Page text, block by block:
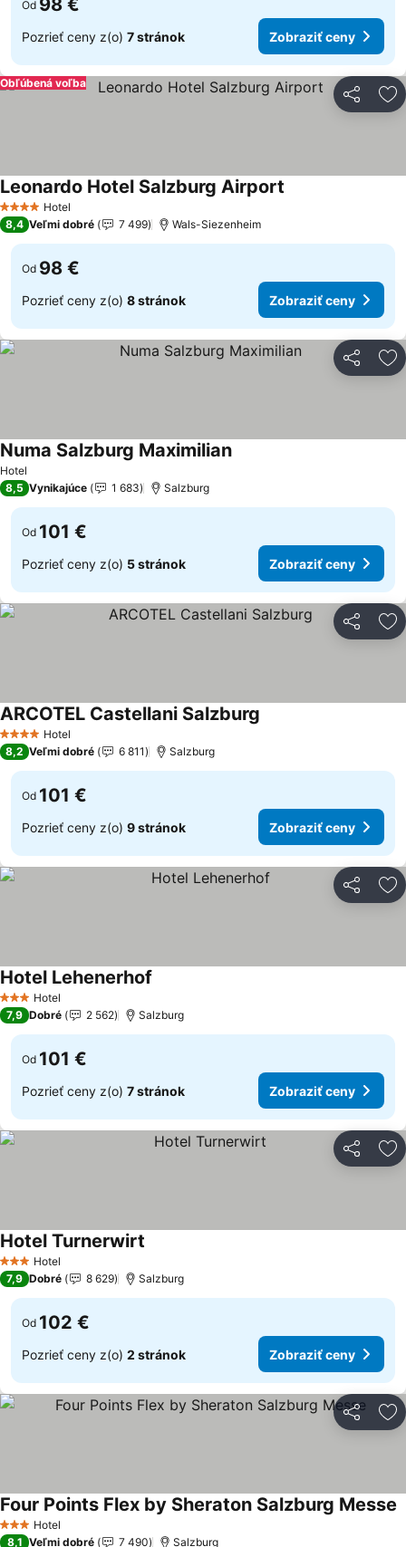
Od 98 €
Pozrieť ceny z(o) 7 stránok Zobraziť ceny
Zdieľať
Obľúbená voľba
4 Počet hviezdičiek
Hotel
Leonardo Hotel Salzburg Airport
8,4 Veľmi dobré 7 499 Wals-Siezenheim
Od 98 €
Pozrieť ceny z(o) 8 stránok Zobraziť ceny
Zdieľať
Hotel
Numa Salzburg Maximilian
8,5 Vynikajúce 1 683 Salzburg
Od 101 €
Pozrieť ceny z(o) 5 stránok Zobraziť ceny
Zdieľať
4 Počet hviezdičiek
Hotel
ARCOTEL Castellani Salzburg
8,2 Veľmi dobré 6 811 Salzburg
Od 101 €
Pozrieť ceny z(o) 9 stránok Zobraziť ceny
Zdieľať
3 Počet hviezdičiek
Hotel
Hotel Lehenerhof
7,9 Dobré 2 562 Salzburg
Od 101 €
Pozrieť ceny z(o) 7 stránok Zobraziť ceny
Zdieľať
3 Počet hviezdičiek
Hotel
Hotel Turnerwirt
7,9 Dobré 8 629 Salzburg
Od 102 €
Pozrieť ceny z(o) 2 stránok Zobraziť ceny
Zdieľať
3 Počet hviezdičiek
Hotel
Four Points Flex by Sheraton Salzburg Messe
8,1 Veľmi dobré 7 490 Salzburg